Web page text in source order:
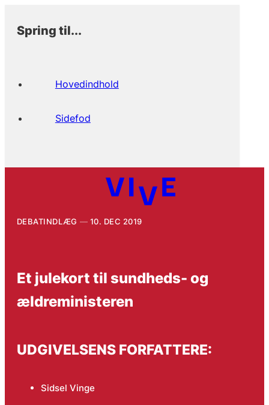
Spring til...
Hovedindhold
Sidefod
DEBATINDLÆG 10. DEC 2019
Et julekort til sundheds- og
ældreministeren
UDGIVELSENS FORFATTERE:
Sidsel Vinge